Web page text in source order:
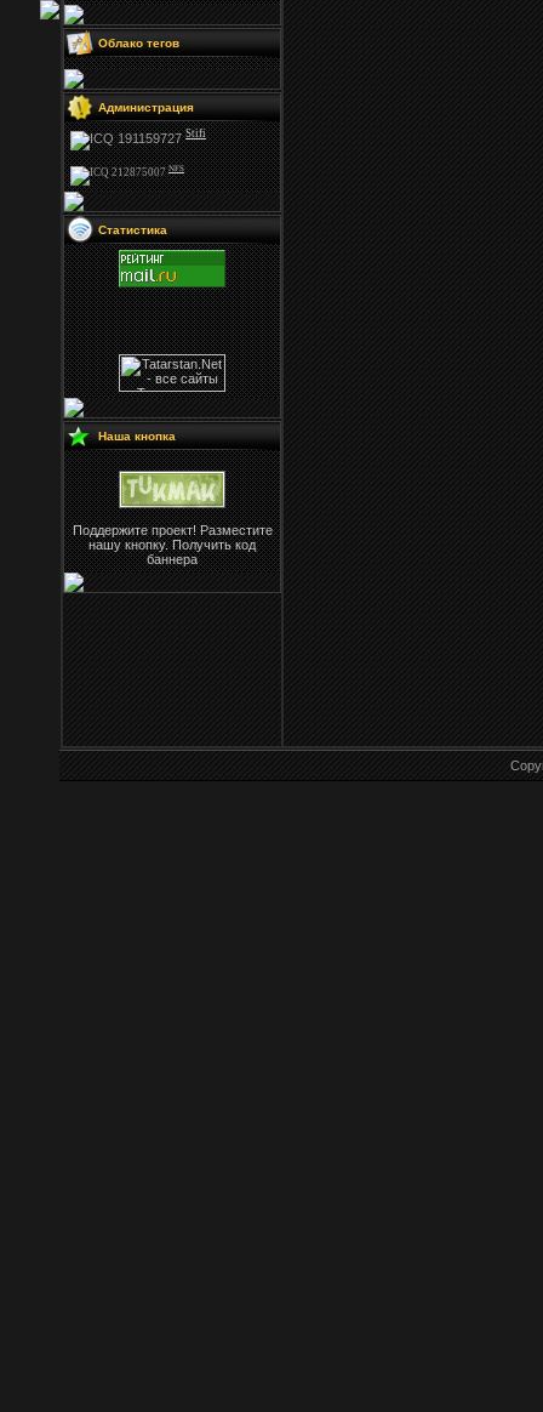
Облако тегов
Администрация
Stifi
NFS
Статистика
Наша кнопка
Поддержите проект! Разместите
нашу кнопку. Получить код
баннера